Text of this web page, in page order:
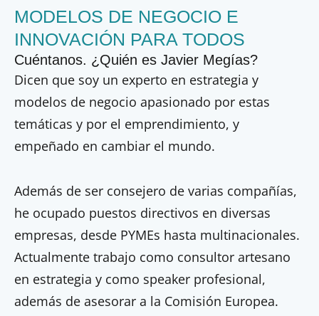
MODELOS DE NEGOCIO E
INNOVACIÓN PARA TODOS
Cuéntanos. ¿Quién es Javier Megías?
Dicen que soy un experto en estrategia y
modelos de negocio apasionado por estas
temáticas y por el emprendimiento, y
empeñado en cambiar el mundo.
Además de ser consejero de varias compañías,
he ocupado puestos directivos en diversas
empresas, desde PYMEs hasta multinacionales.
Actualmente trabajo como consultor artesano
en estrategia y como speaker profesional,
además de asesorar a la Comisión Europea.